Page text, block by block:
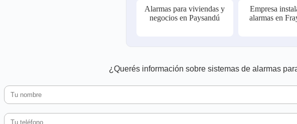
Alarmas para viviendas y
negocios en Paysandú
Empresa
alarmas en
¿Querés información sobre sistemas de alarmas